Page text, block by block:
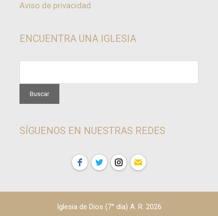
Aviso de privacidad
ENCUENTRA UNA IGLESIA
SÍGUENOS EN NUESTRAS REDES
Iglesia de Dios (7° día) A. R. 2026